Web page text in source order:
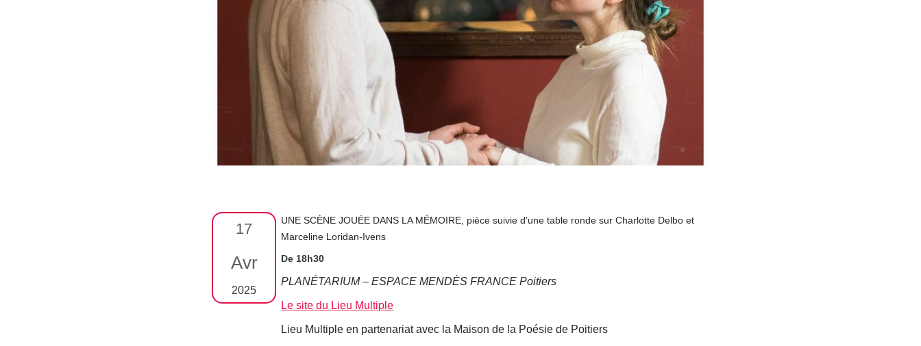
17
Avr
2025
UNE SCÈNE JOUÉE DANS LA MÉMOIRE, pièce suivie d’une table ronde sur Charlotte Delbo et
Marceline Loridan-Ivens
De 18h30
PLANÉTARIUM – ESPACE MENDÈS FRANCE Poitiers
Le site du Lieu Multiple
Lieu Multiple en partenariat avec la Maison de la Poésie de Poitiers